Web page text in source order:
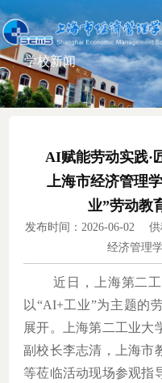
学校新闻
AI赋能劳动实践
上海市经济管理
业”劳动教
发布时间：2026-06-02
经济管理
近日，上海第二
以“AI+工业”为主题的
展开。上海第二工业大
副校长李志清，上海市
等莅临活动现场参观指